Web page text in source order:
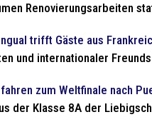
Renovierungsarbeiten
trifft Gäste aus
und internationaler
zum Weltfinale nach
der Klasse 8A der